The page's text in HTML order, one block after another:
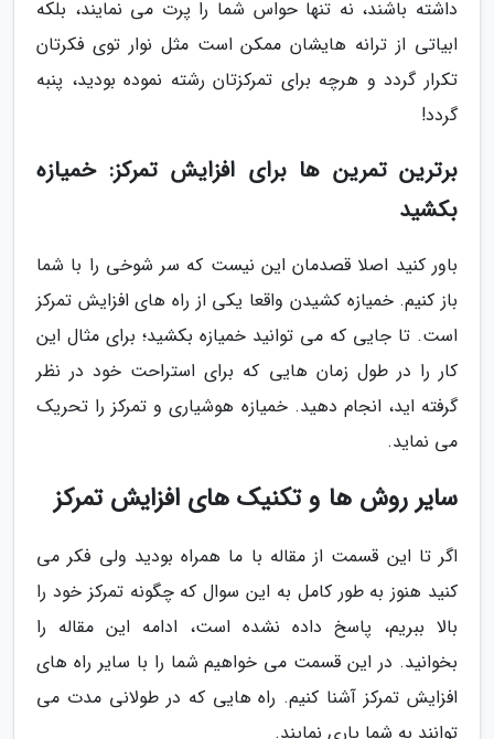
داشته باشند، نه تنها حواس شما را پرت می نمایند، بلکه
ابیاتی از ترانه هایشان ممکن است مثل نوار توی فکرتان
تکرار گردد و هرچه برای تمرکزتان رشته نموده بودید، پنبه
گردد!
برترین تمرین ها برای افزایش تمرکز: خمیازه
بکشید
باور کنید اصلا قصدمان این نیست که سر شوخی را با شما
باز کنیم. خمیازه کشیدن واقعا یکی از راه های افزایش تمرکز
است. تا جایی که می توانید خمیازه بکشید؛ برای مثال این
کار را در طول زمان هایی که برای استراحت خود در نظر
گرفته اید، انجام دهید. خمیازه هوشیاری و تمرکز را تحریک
می نماید.
سایر روش ها و تکنیک های افزایش تمرکز
اگر تا این قسمت از مقاله با ما همراه بودید ولی فکر می
کنید هنوز به طور کامل به این سوال که چگونه تمرکز خود را
بالا ببریم، پاسخ داده نشده است، ادامه این مقاله را
بخوانید. در این قسمت می خواهیم شما را با سایر راه های
افزایش تمرکز آشنا کنیم. راه هایی که در طولانی مدت می
توانند به شما یاری نمایند.